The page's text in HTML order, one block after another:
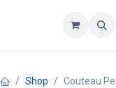
Shop Couteau